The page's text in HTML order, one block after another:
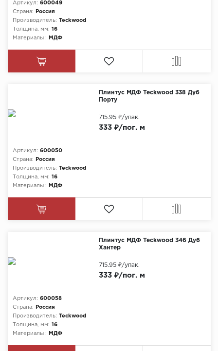
Артикул: 600049
Страна:
Россия
Производитель: Teckwood
Толщина, мм: 16
Материалы :
МДФ
Плинтус МДФ Teckwood 338 Дуб
Порту
Артикул: 600050
Страна:
Россия
Производитель: Teckwood
Толщина, мм: 16
Материалы :
МДФ
333 ₽/пог. м
715.95 ₽/упак.
Плинтус МДФ Teckwood 346 Дуб
Хантер
Артикул: 600058
Страна:
Россия
Производитель: Teckwood
Толщина, мм: 16
Материалы :
МДФ
333 ₽/пог. м
715.95 ₽/упак.